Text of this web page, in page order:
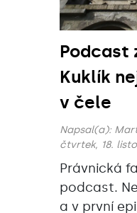
Podcast
Kuklík
v čele
Napsal(a):
čtvrtek, 18.
Právnická
podcast.
a v první